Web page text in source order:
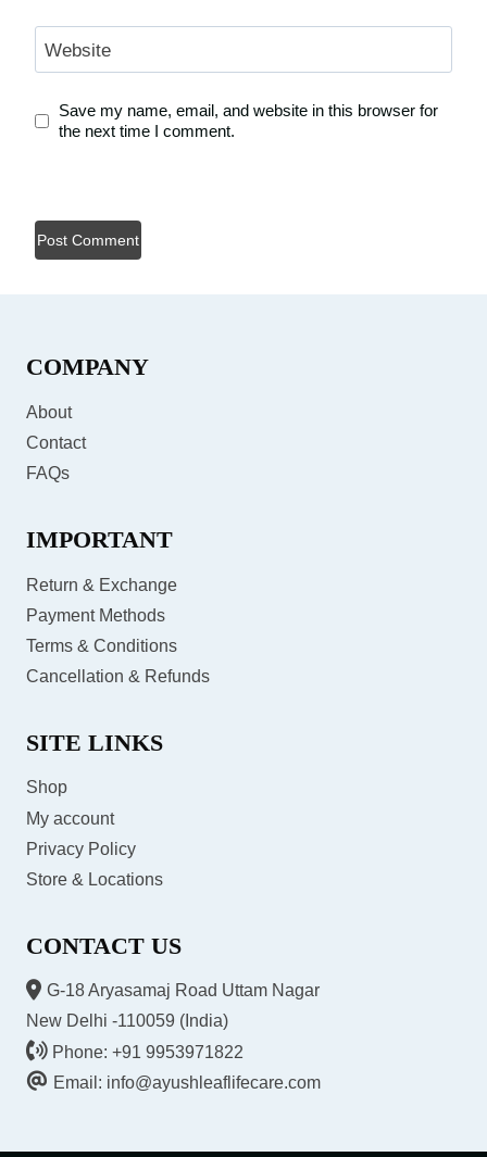
Website
Save my name, email, and website in this browser for
the next time I comment.
COMPANY
About
Contact
FAQs
IMPORTANT
Return & Exchange
Payment Methods
Terms & Conditions
Cancellation & Refunds
SITE LINKS
Shop
My account
Privacy Policy
Store & Locations
CONTACT US
G-18 Aryasamaj Road Uttam Nagar
New Delhi -110059 (India)
Phone: +91 9953971822
Email: info@ayushleaflifecare.com